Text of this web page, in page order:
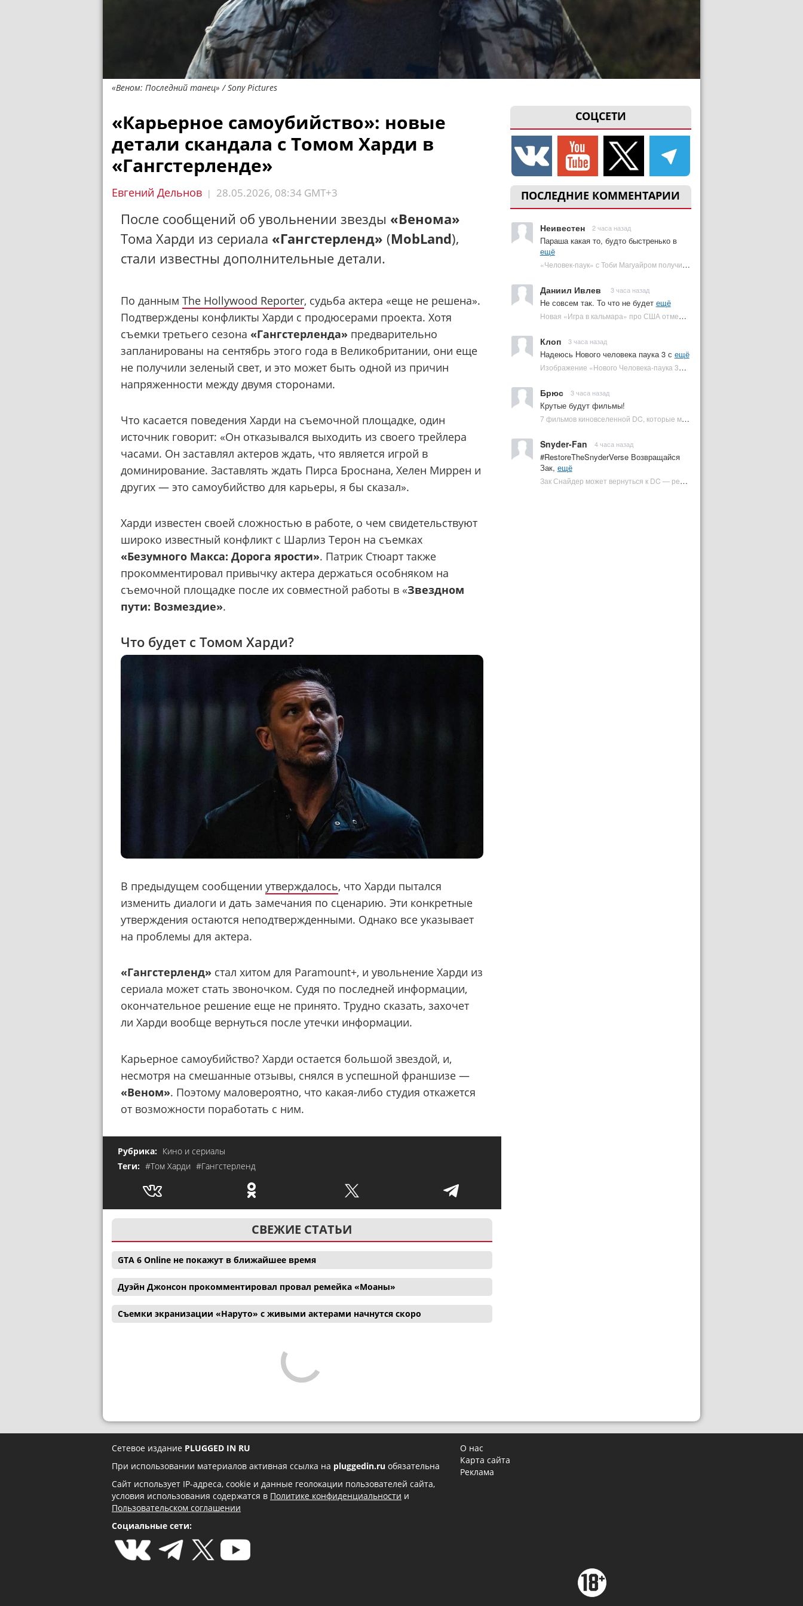
«Веном: Последний танец» / Sony Pictures
СОЦСЕТИ
ПОСЛЕДНИЕ КОММЕНТАРИИ
Неивестен 2 часа назад
Параша какая то, будто быстренько в
ещё
«Человек-паук» с Тоби Магуайром получил новый постер | Plugged In Ru
Даниил Ивлев 3 часа назад
Не совсем так. То что не будет ещё
Новая «Игра в кальмара» про США отменена | Plugged In Ru
Клоп 3 часа назад
Надеюсь Нового человека паука 3 с ещё
Изображение «Нового Человека-паука 3» подтвердило Зловещую шестерку | Plugged In Ru
Брюс 3 часа назад
Крутые будут фильмы!
7 фильмов киновселенной DC, которые может снять Зак Снайдер | Plugged In Ru
Snyder-Fan 4 часа назад
#RestoreTheSnyderVerse Возвращайся
Зак, ещё
Зак Снайдер может вернуться к DC — режиссер общался с Warner Bros. (фото) | Plugged In Ru
«Карьерное самоубийство»: новые
детали скандала с Томом Харди в
«Гангстерленде»
Евгений Дельнов | 28.05.2026, 08:34 GMT+3
После сообщений об увольнении звезды «Венома»
Тома Харди из сериала «Гангстерленд» (MobLand),
стали известны дополнительные детали.
По данным The Hollywood Reporter, судьба актера «еще не решена».
Подтверждены конфликты Харди с продюсерами проекта. Хотя
съемки третьего сезона «Гангстерленда» предварительно
запланированы на сентябрь этого года в Великобритании, они еще
не получили зеленый свет, и это может быть одной из причин
напряженности между двумя сторонами.
Что касается поведения Харди на съемочной площадке, один
источник говорит: «Он отказывался выходить из своего трейлера
часами. Он заставлял актеров ждать, что является игрой в
доминирование. Заставлять ждать Пирса Броснана, Хелен Миррен и
других — это самоубийство для карьеры, я бы сказал».
Харди известен своей сложностью в работе, о чем свидетельствуют
широко известный конфликт с Шарлиз Терон на съемках
«Безумного Макса: Дорога ярости». Патрик Стюарт также
прокомментировал привычку актера держаться особняком на
съемочной площадке после их совместной работы в «Звездном
пути: Возмездие».
Что будет с Томом Харди?
В предыдущем сообщении утверждалось, что Харди пытался
изменить диалоги и дать замечания по сценарию. Эти конкретные
утверждения остаются неподтвержденными. Однако все указывает
на проблемы для актера.
«Гангстерленд» стал хитом для Paramount+, и увольнение Харди из
сериала может стать звоночком. Судя по последней информации,
окончательное решение еще не принято. Трудно сказать, захочет
ли Харди вообще вернуться после утечки информации.
Карьерное самоубийство? Харди остается большой звездой, и,
несмотря на смешанные отзывы, снялся в успешной франшизе —
«Веном». Поэтому маловероятно, что какая-либо студия откажется
от возможности поработать с ним.
Рубрика: Кино и сериалы
Теги: #Том Харди #Гангстерленд
СВЕЖИЕ СТАТЬИ
GTA 6 Online не покажут в ближайшее время
Дуэйн Джонсон прокомментировал провал ремейка «Моаны»
Съемки экранизации «Наруто» с живыми актерами начнутся скоро
Сетевое издание PLUGGED IN RU
При использовании материалов активная ссылка на pluggedin.ru обязательна
Сайт использует IP-адреса, cookie и данные геолокации пользователей сайта,
условия использования содержатся в Политике конфиденциальности и
Пользовательском соглашении
Социальные сети:
О нас
Карта сайта
Реклама